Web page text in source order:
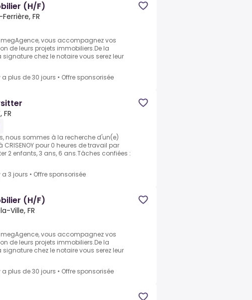
(H/F)
FR
vous accompagnez vos
de leurs projets immobiliers.De la
chez le notaire vous serez leur
a plus de 30 jours • Offre sponsorisée
FR
nous sommes à la recherche d'un(e)
pour 0 heures de travail par
2 enfants, 3 ans, 6 ans.Tâches confiées :
a 3 jours • Offre sponsorisée
(H/F)
Ville, FR
vous accompagnez vos
de leurs projets immobiliers.De la
chez le notaire vous serez leur
a plus de 30 jours • Offre sponsorisée